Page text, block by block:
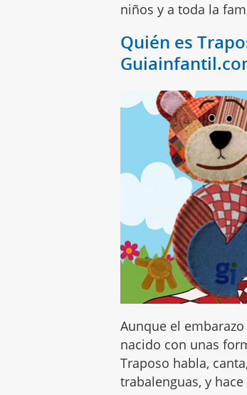
niños y a toda la
Quién es
Aunque el
nacido con unas
Traposo habla,
trabalenguas, y